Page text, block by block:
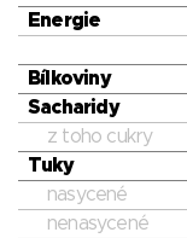
Energie
Bílkoviny
Sacharidy
z toho cukry
Tuky
nasycené
nenasycené